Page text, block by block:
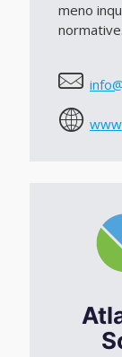
meno
normative.